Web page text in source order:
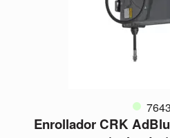
Enrollador CRK